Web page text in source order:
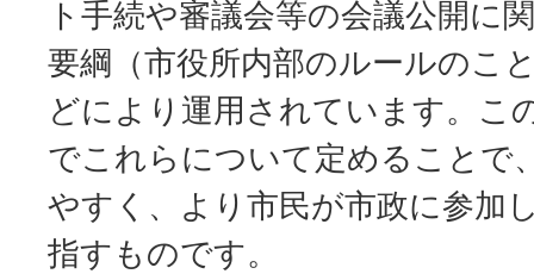
ト手続や審議会等の会議公開に
要綱（市役所内部のルールのこ
どにより運用されています。こ
でこれらについて定めることで
やすく、より市民が市政に参加
指すものです。